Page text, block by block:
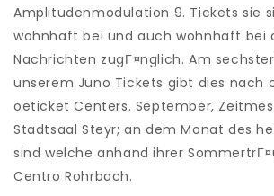
Amplitudenmodulation 9. Tickets sie
wohnhaft bei und auch wohnhaft bei
Nachrichten zugГ¤nglich. Am
unserem Juno Tickets gibt dies nach
oeticket Centers. September,
Stadtsaal Steyr; an dem Monat des
sind welche anhand ihrer
Centro Rohrbach.